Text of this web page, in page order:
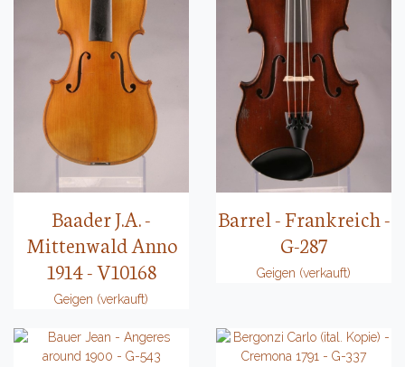
Baader J.A. -
Mittenwald Anno
1914 - V10168
Geigen (verkauft)
Barrel - Frankreich -
G-287
Geigen (verkauft)